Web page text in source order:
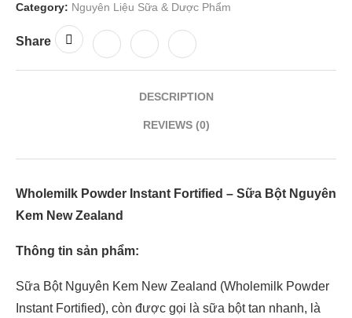
Category: Nguyên Liệu Sữa & Dược Phẩm
Share
DESCRIPTION
REVIEWS (0)
Wholemilk Powder Instant Fortified – Sữa Bột Nguyên
Kem New Zealand
Thông tin sản phẩm:
Sữa Bột Nguyên Kem New Zealand (Wholemilk Powder
Instant Fortified), còn được gọi là sữa bột tan nhanh, là